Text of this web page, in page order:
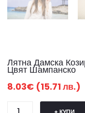
Лятна Дамска
Цвят Шампанско
8.03€ (15.71 лв.)